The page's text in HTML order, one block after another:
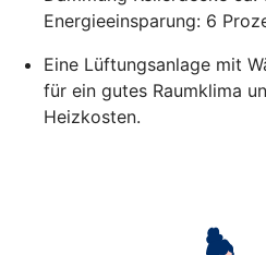
Energieeinsparung: 6
Eine Lüftungsanlage mit
für ein gutes Raumklima
Heizkosten.